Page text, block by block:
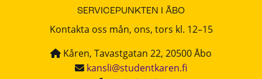
SERVICEPUNKTEN I ÅBO
Kontakta oss mån, ons, tors kl. 12–15
Kåren, Tavastgatan 22, 20500 Åbo
kansli@studentkaren.fi